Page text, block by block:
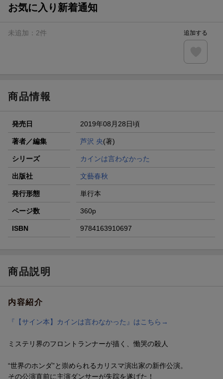
が当たる！
楽天モバイル紹介キャンペーンの拡散で300円OFFクーポン
条件達成で楽天限定・宝塚歌劇 宙組貸切公演ペアチケット
お気に入り新着通知
未追加： 2件 追加する
商品情報
発売日 2019年08月28日頃
著者／編集 芦沢 央(著)
シリーズ カインは言わなかった
出版社 文藝春秋
発行形態 単行本
ページ数 360p
ISBN 9784163910697
商品説明
内容紹介
『【サイン本】カインは言わなかった』はこちら→
ミステリ界のフロントランナーが描く、慟哭の殺人
“世界のホンダ”と崇められるカリスマ演出家の新作公演。
その公演直前に主演ダンサーが失踪を遂げた！